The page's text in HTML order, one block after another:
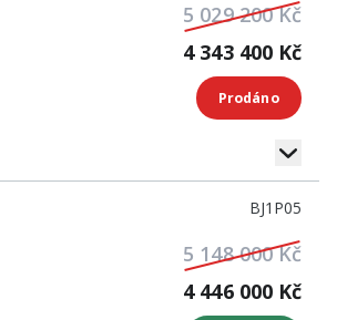
5 029 200 Kč
4 343 400 Kč
Prodáno
BJ1P05
5 148 000 Kč
4 446 000 Kč